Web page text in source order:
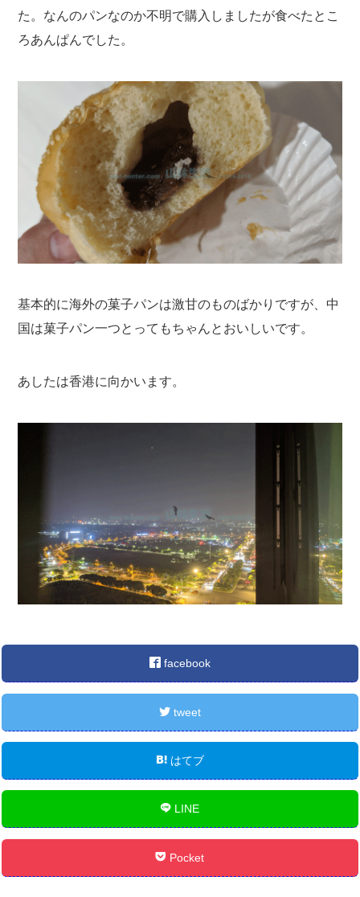
た。なんのパンなのか不明で購入しましたが食べたとこ
ろあんぱんでした。
基本的に海外の菓子パンは激甘のものばかりですが、中
国は菓子パン一つとってもちゃんとおいしいです。
あしたは香港に向かいます。
facebook
tweet
はてブ
LINE
Pocket